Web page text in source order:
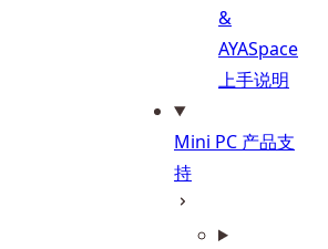
&
AYASpace
上手说明
Mini PC 产品支
持